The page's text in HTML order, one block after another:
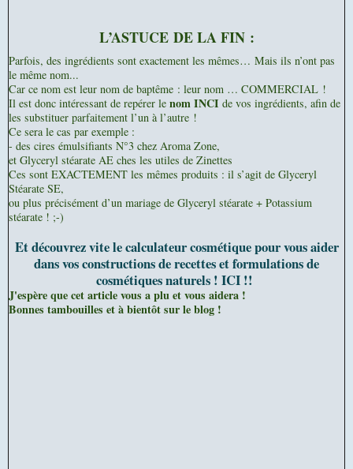
L’ASTUCE DE LA FIN :
Parfois, des ingrédients sont exactement les mêmes… Mais ils n’ont pas
le même nom...
Car ce nom est leur nom de baptême : leur nom … COMMERCIAL !
Il est donc intéressant de repérer le nom INCI de vos ingrédients, afin de
les substituer parfaitement l’un à l’autre !
Ce sera le cas par exemple :
- des cires émulsifiants N°3 chez Aroma Zone,
et Glyceryl stéarate AE ches les utiles de Zinettes
Ces sont EXACTEMENT les mêmes produits : il s’agit de Glyceryl
Stéarate SE,
ou plus précisément d’un mariage de Glyceryl stéarate + Potassium
stéarate ! ;-)
Et découvrez vite le calculateur cosmétique pour vous aider
dans vos constructions de recettes et formulations de
cosmétiques naturels ! ICI !!
J'espère que cet article vous a plu et vous aidera !
Bonnes tambouilles et à bientôt sur le blog !